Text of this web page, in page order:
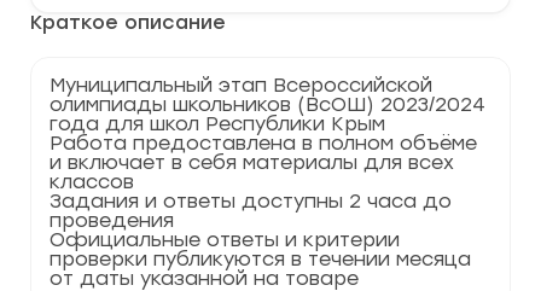
Краткое описание
Муниципальный этап Всероссийской
олимпиады школьников (ВсОШ) 2023/2024
года для школ Республики Крым
Работа предоставлена в полном объёме
и включает в себя материалы для всех
классов
Задания и ответы доступны 2 часа до
проведения
Официальные ответы и критерии
проверки публикуются в течении месяца
от даты указанной на товаре
этап
по
2023-
2024
г.
Республика
Крым
82
регион